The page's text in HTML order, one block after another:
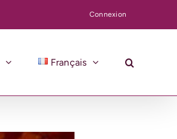
Connexion
Français